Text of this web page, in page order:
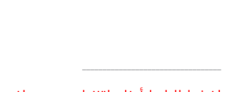
__________________________________